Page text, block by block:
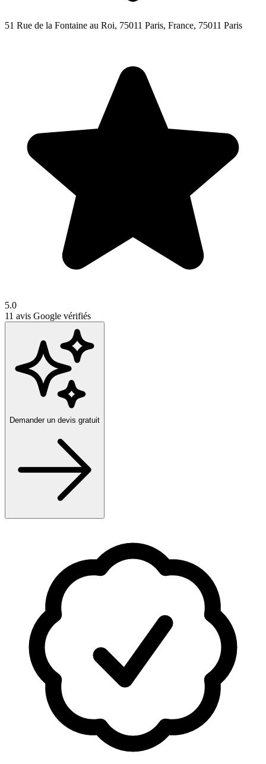
51 Rue de la Fontaine au Roi, 75011 Paris, France, 75011 Paris
5.0
11 avis Google vérifiés
Demander un devis gratuit